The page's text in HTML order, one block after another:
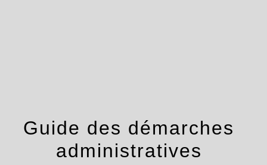
Guide des démarches
administratives